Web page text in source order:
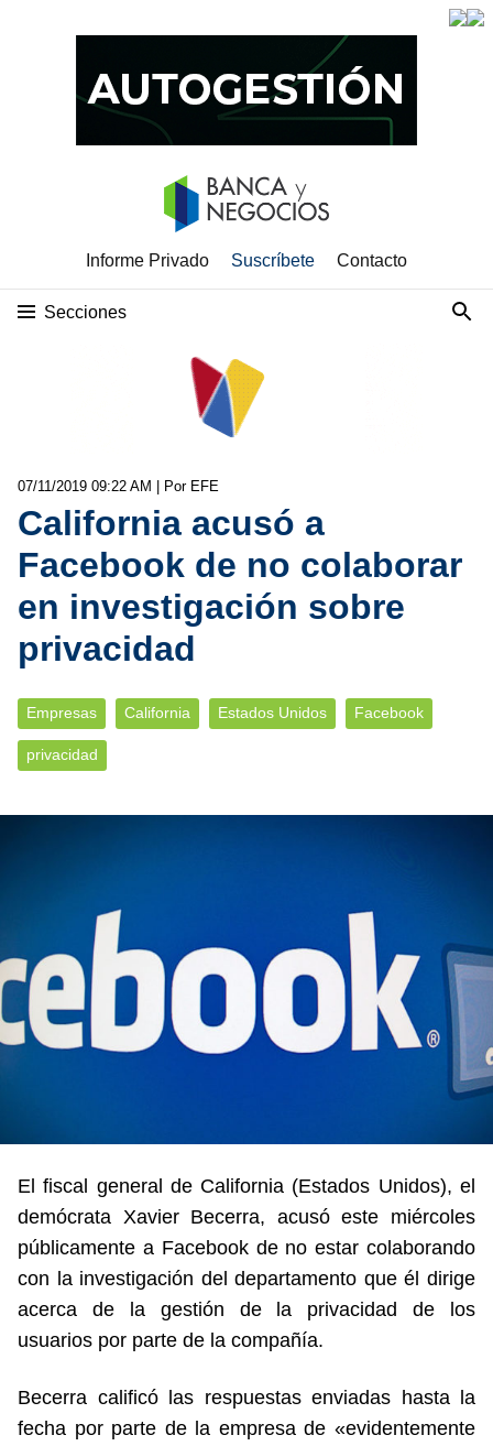
Informe Privado Suscríbete Contacto
Secciones
07/11/2019 09:22 AM | Por EFE
California acusó a
Facebook de no colaborar
en investigación sobre
privacidad
Empresas California Estados Unidos Facebook
privacidad
El fiscal general de California (Estados Unidos), el
demócrata Xavier Becerra, acusó este miércoles
públicamente a Facebook de no estar colaborando
con la investigación del departamento que él dirige
acerca de la gestión de la privacidad de los
usuarios por parte de la compañía.
Becerra calificó las respuestas enviadas hasta la
fecha por parte de la empresa de «evidentemente